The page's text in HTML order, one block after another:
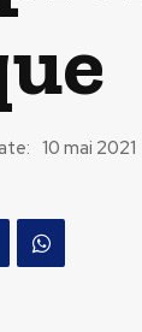
10 mai 2021